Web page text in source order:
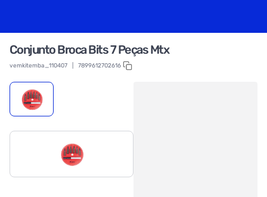
Conjunto Broca Bits 7 Peças Mtx
vemkitemba_110407 7899612702616